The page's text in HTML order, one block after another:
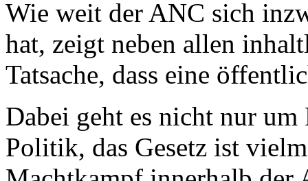
Wie weit der ANC sich
hat, zeigt neben allen
Tatsache, dass eine
Dabei geht es nicht nur um
Politik, das Gesetz ist